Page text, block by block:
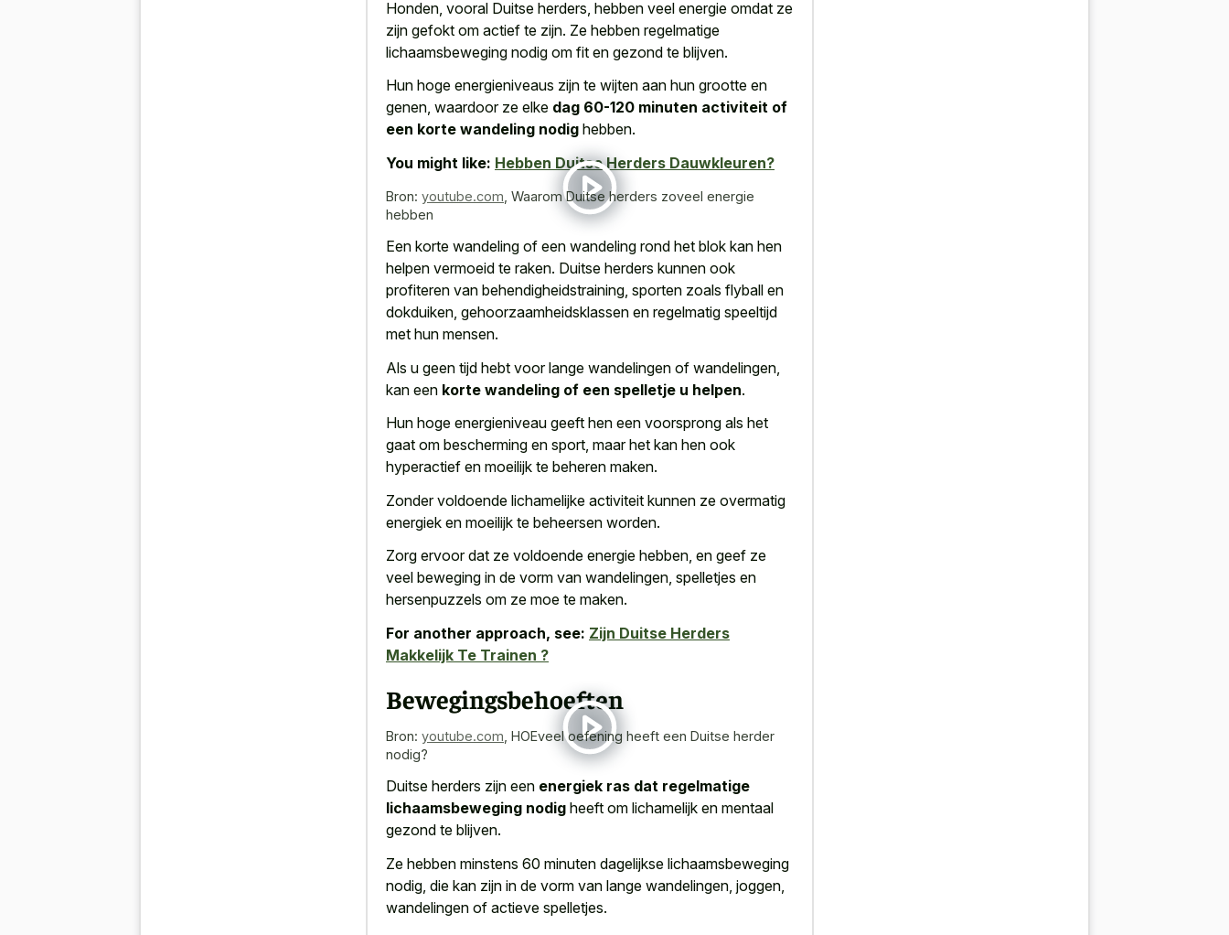
Honden, vooral Duitse herders, hebben veel energie omdat ze
zijn gefokt om actief te zijn. Ze hebben regelmatige
lichaamsbeweging nodig om fit en gezond te blijven.
Hun hoge energieniveaus zijn te wijten aan hun grootte en
genen, waardoor ze elke dag 60-120 minuten activiteit of
een korte wandeling nodig hebben.
You might like: Hebben Duitse Herders Dauwkleuren?
Bron: youtube.com Waarom Duitse herders zoveel energie
hebben
Een korte wandeling of een wandeling rond het blok kan hen
helpen vermoeid te raken. Duitse herders kunnen ook
profiteren van behendigheidstraining, sporten zoals flyball en
dokduiken, gehoorzaamheidsklassen en regelmatig speeltijd
met hun mensen.
Als u geen tijd hebt voor lange wandelingen of wandelingen,
kan een korte wandeling of een spelletje u helpen.
Hun hoge energieniveau geeft hen een voorsprong als het
gaat om bescherming en sport, maar het kan hen ook
hyperactief en moeilijk te beheren maken.
Zondervoldoende lichamelijke activiteit kunnen ze overmatig
energiek en moeilijk te beheersen worden.
Zorg ervoor dat ze voldoende energie hebben, en geef ze
veel beweging in de vorm van wandelingen, spelletjes en
hersenpuzzels om ze moe te maken.
For another approach, see: Zijn Duitse Herders
Makkelijk Te Trainen ?
Bewegingsbehoeften
Bron: youtube.com HOEveel oefening heeft een Duitse herder
nodig?
Duitse herders zijn een energiek ras dat regelmatige
lichaamsbeweging nodig heeft om lichamelijk en mentaal
gezond te blijven.
Ze hebben minstens 60 minuten dagelijkse lichaamsbeweging
nodig, die kan zijn in de vorm van lange wandelingen, joggen,
wandelingen of actieve spelletjes.